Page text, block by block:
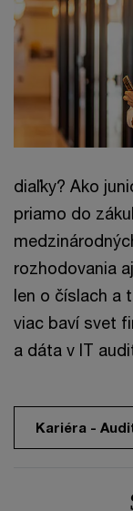
diaľky? Ako
priamo do
rozhodovania
len o číslach a
viac baví svet
a dáta v IT
Kariéra -